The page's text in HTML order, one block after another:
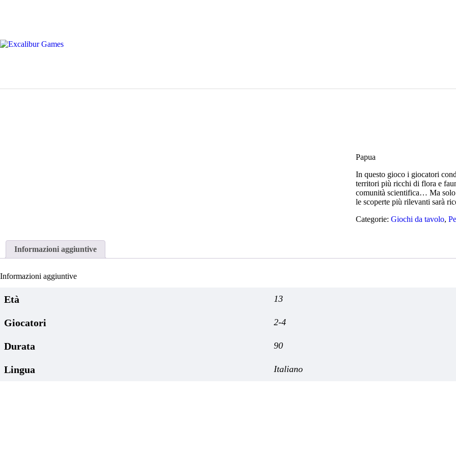
Giochi di Carte
Papua
In questo gioco i giocatori
territori più ricchi di flora e
comunità scientifica… Ma solo
le scoperte più rilevanti sarà
Categorie: Giochi da tavolo,
Informazioni aggiuntive
Informazioni aggiuntive
Età 13
Giocatori 2-4
Durata 90
Lingua Italiano